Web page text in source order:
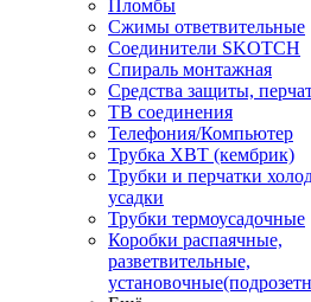
Пломбы
Сжимы ответвительные
Соединители SKOTCH
Спираль монтажная
Средства защиты,
ТВ соединения
Телефония/Компьютер
Трубка ХВТ (кембрик)
Трубки и перчатки
усадки
Трубки термоусадочные
Коробки распаячные,
разветвительные,